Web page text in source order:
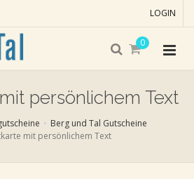
LOGIN
0
persönlichem Text
Berg und Tal Gutscheine
mit persönlichem Text